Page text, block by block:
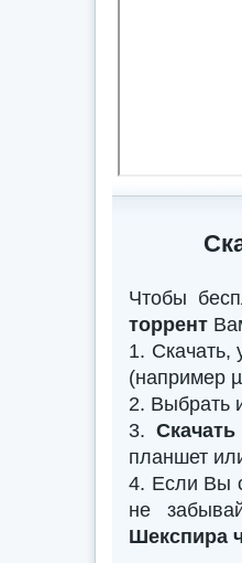
Чтобы
торрент
1. Скачать,
(например
2. Выбрать
3.
планшет
4. Если Вы
не
Шекспира